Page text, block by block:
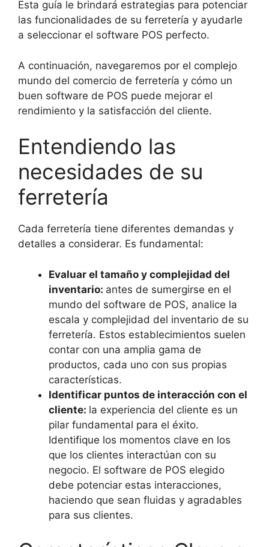
Esta guía le brindará estrategias para potenciar
las funcionalidades de su ferretería y ayudarle
a seleccionar el software POS perfecto.
A continuación, navegaremos por el complejo
mundo del comercio de ferretería y cómo un
buen software de POS puede mejorar el
rendimiento y la satisfacción del cliente.
Entendiendo las
necesidades de su
ferretería
Cada ferretería tiene diferentes demandas y
detalles a considerar. Es fundamental:
Evaluar el tamaño y complejidad del
inventario: antes de sumergirse en el
mundo del software de POS, analice la
escala y complejidad del inventario de su
ferretería. Estos establecimientos suelen
contar con una amplia gama de
productos, cada uno con sus propias
características.
Identificar puntos de interacción con el
cliente: la experiencia del cliente es un
pilar fundamental para el éxito.
Identifique los momentos clave en los
que los clientes interactúan con su
negocio. El software de POS elegido
debe potenciar estas interacciones,
haciendo que sean fluidas y agradables
para sus clientes.